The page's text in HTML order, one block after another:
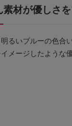
素材が優しさ
明るいブルーの色合
メージしたような